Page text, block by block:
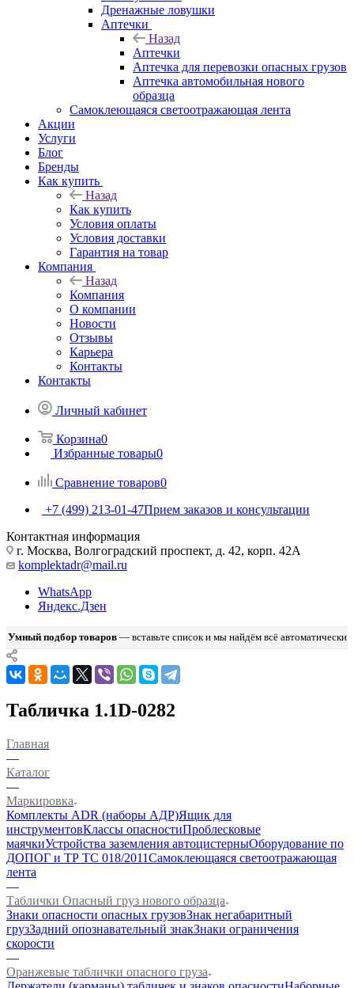
Дренажные ловушки
Аптечки
Назад
Аптечки
Аптечка для перевозки опасных грузов
Аптечка автомобильная нового
образца
Самоклеющаяся светоотражающая лента
Акции
Услуги
Блог
Бренды
Как купить
Назад
Как купить
Условия оплаты
Условия доставки
Гарантия на товар
Компания
Назад
Компания
О компании
Новости
Отзывы
Карьера
Контакты
Контакты
Личный кабинет
Корзина0
Избранные товары0
Сравнение товаров0
+7 (499) 213-01-47Прием заказов и консультации
Контактная информация
г. Москва, Волгоградский проспект, д. 42, корп. 42А
komplektadr@mail.ru
WhatsApp
Яндекс.Дзен
Умный подбор товаров— вставьте список и мы найдём всё автоматически
Табличка 1.1D-0282
Главная
—
Каталог
—
Маркировка
Комплекты ADR (наборы АДР)Ящик для
инструментовКлассы опасностиПроблесковые
маячкиУстройства заземления автоцистерныОборудование по
ДОПОГ и ТР ТС 018/2011Самоклеющаяся светоотражающая
лента
—
Таблички Опасный груз нового образца
Знаки опасности опасных грузовЗнак негабаритный
грузЗадний опознавательный знакЗнаки ограничения
скорости
—
Оранжевые таблички опасного груза